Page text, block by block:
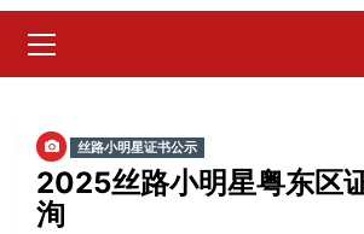
Menu
丝路小明星证书公示
2025丝路小明星粤东区
洵